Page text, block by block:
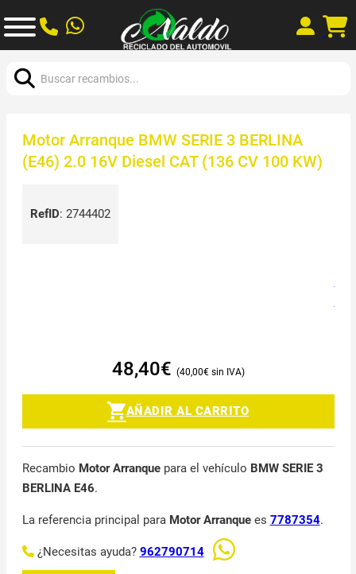
Motor Arranque BMW SERIE 3 BERLINA
(E46) 2.0 16V Diesel CAT (136 CV 100 KW)
RefID: 2744402
48,40€ 40,00€
AÑADIR AL CARRITO
Recambio Motor Arranquepara el vehículo BMW SERIE 3
BERLINA E46.
La referencia principal para Motor Arranquees 7787354.
¿Necesitas ayuda? 962790714